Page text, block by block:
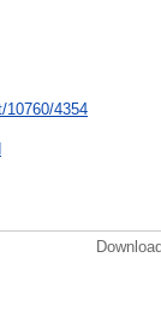
10760/4354